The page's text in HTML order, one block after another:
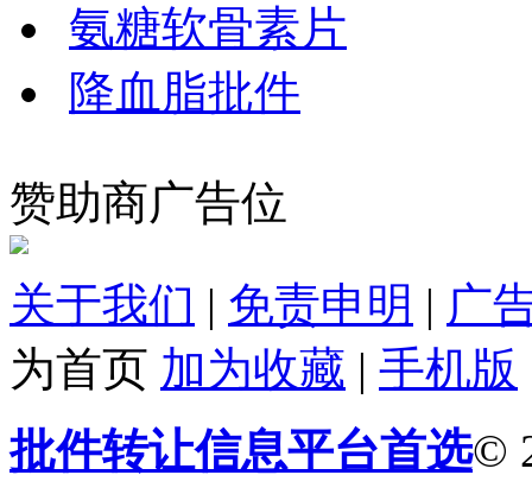
氨糖软骨素片
降血脂批件
赞助商广告位
关于我们 | 免责申明 | 广
为首页 加为收藏 | 手机版
批件转让信息平台首选©